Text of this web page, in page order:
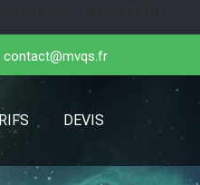
contact@mvqs.fr
DEVIS